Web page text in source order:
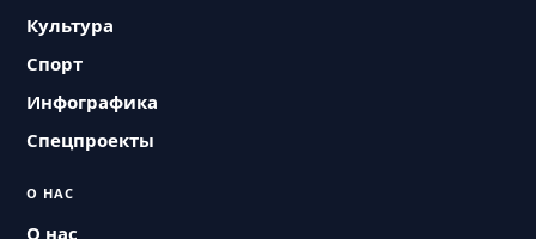
Культура
Спорт
Инфографика
Спецпроекты
О НАС
О нас